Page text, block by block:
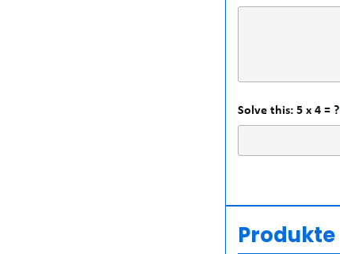
Solve this: 5 x 4 = ?
Produkte